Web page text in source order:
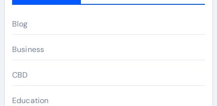
Blog
Business
CBD
Education